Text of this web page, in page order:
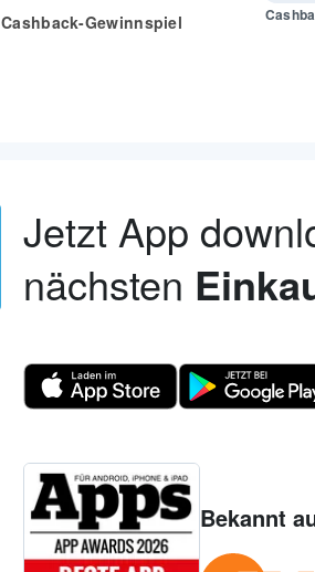
Cashback-Gewinnspiel
Jetzt App
nächsten
Bekannt